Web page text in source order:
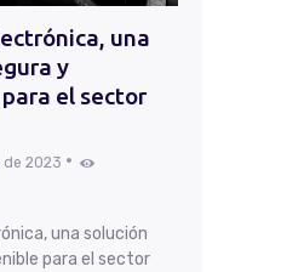
una
y
el sector
2023
una solución
para el sector